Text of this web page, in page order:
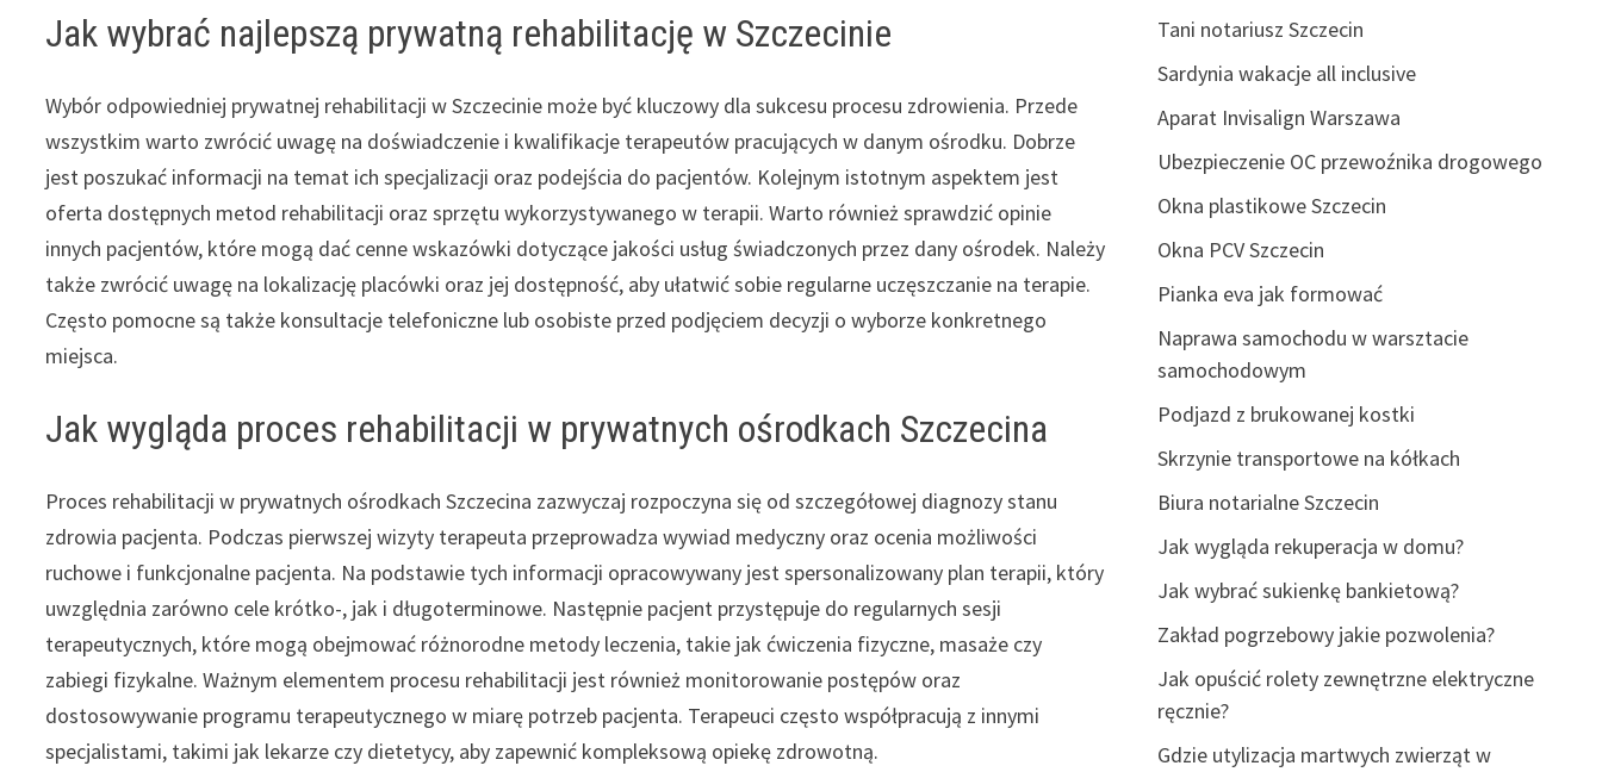
Jak wybrać najlepszą prywatną rehabilitację w Szczecinie
Wybór odpowiedniej prywatnej rehabilitacji w Szczecinie może być kluczowy dla sukcesu procesu zdrowienia. Przede
wszystkim warto zwrócić uwagę na doświadczenie i kwalifikacje terapeutów pracujących w danym ośrodku. Dobrze
jest poszukać informacji na temat ich specjalizacji oraz podejścia do pacjentów. Kolejnym istotnym aspektem jest
oferta dostępnych metod rehabilitacji oraz sprzętu wykorzystywanego w terapii. Warto również sprawdzić opinie
innych pacjentów, które mogą dać cenne wskazówki dotyczące jakości usług świadczonych przez dany ośrodek. Należy
także zwrócić uwagę na lokalizację placówki oraz jej dostępność, aby ułatwić sobie regularne uczęszczanie na terapie.
Często pomocne są także konsultacje telefoniczne lub osobiste przed podjęciem decyzji o wyborze konkretnego
miejsca.
Jak wygląda proces rehabilitacji w prywatnych ośrodkach Szczecina
Proces rehabilitacji w prywatnych ośrodkach Szczecina zazwyczaj rozpoczyna się od szczegółowej diagnozy stanu
zdrowia pacjenta. Podczas pierwszej wizyty terapeuta przeprowadza wywiad medyczny oraz ocenia możliwości
ruchowe i funkcjonalne pacjenta. Na podstawie tych informacji opracowywany jest spersonalizowany plan terapii, który
uwzględnia zarówno cele krótko-, jak i długoterminowe. Następnie pacjent przystępuje do regularnych sesji
terapeutycznych, które mogą obejmować różnorodne metody leczenia, takie jak ćwiczenia fizyczne, masaże czy
zabiegi fizykalne. Ważnym elementem procesu rehabilitacji jest również monitorowanie postępów oraz
dostosowywanie programu terapeutycznego w miarę potrzeb pacjenta. Terapeuci często współpracują z innymi
specjalistami, takimi jak lekarze czy dietetycy, aby zapewnić kompleksową opiekę zdrowotną.
Tani notariusz Szczecin
Sardynia wakacje all inclusive
Aparat Invisalign Warszawa
Ubezpieczenie OC przewoźnika drogowego
Okna plastikowe Szczecin
Okna PCV Szczecin
Pianka eva jak formować
Naprawa samochodu w warsztacie
samochodowym
Podjazd z brukowanej kostki
Skrzynie transportowe na kółkach
Biura notarialne Szczecin
Jak wygląda rekuperacja w domu?
Jak wybrać sukienkę bankietową?
Zakład pogrzebowy jakie pozwolenia?
Jak opuścić rolety zewnętrzne elektryczne
ręcznie?
Gdzie utylizacja martwych zwierząt w